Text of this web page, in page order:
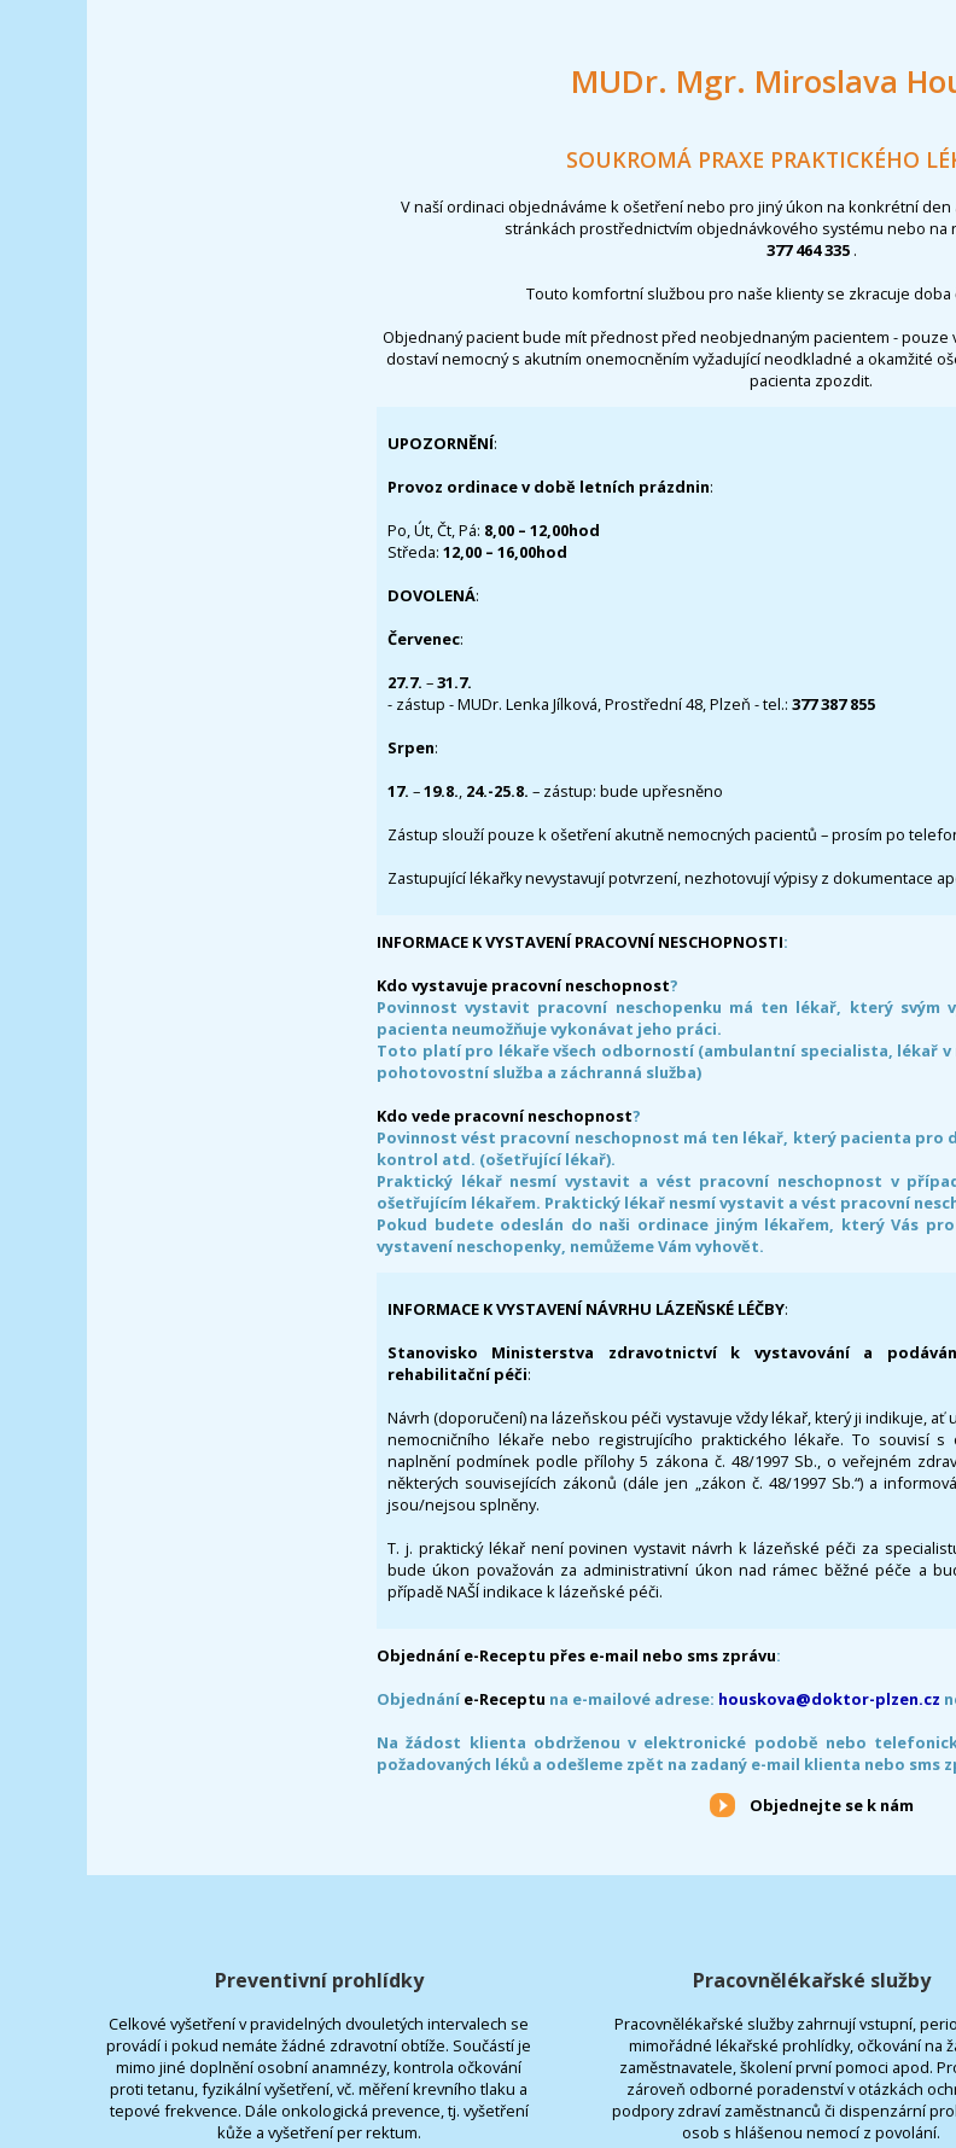
MUDr. Mgr. Miroslava
SOUKROMÁ PRAXE PRAKTICKÉHO
V naší ordinaci objednáváme k ošetření nebo pro jiný úkon na konkrétní
stránkách prostřednictvím objednávkového systému nebo na
377 464 335 .
Touto komfortní službou pro naše klienty se zkracuje doba
Objednaný pacient bude mít přednost před neobjednaným pacientem - pouze
dostaví nemocný s akutním onemocněním vyžadující neodkladné a okamžité
pacienta zpozdit.
UPOZORNĚNÍ:
Provoz ordinace v době letních prázdnin:
Po, Út, Čt, Pá: 8,00 – 12,00hod
Středa: 12,00 – 16,00hod
DOVOLENÁ:
Červenec:
27.7. –31.7.
- zástup - MUDr. Lenka Jílková, Prostřední 48, Plzeň - tel.: 377 387 855
Srpen:
17. –19.8., 24.-25.8. – zástup: bude upřesněno
Zástup slouží pouze k ošetření akutně nemocných pacientů – prosím po
Zastupující lékařky nevystavují potvrzení, nezhotovují výpisy z dokumentace
INFORMACE K VYSTAVENÍ PRACOVNÍ NESCHOPNOSTI:
Kdo vystavuje pracovní neschopnost?
Povinnost vystavit pracovní neschopenku má ten lékař, který svým
pacienta neumožňuje vykonávat jeho práci.
Toto platí pro lékaře všech odborností (ambulantní specialista, lékař v
pohotovostní služba a záchranná služba)
Kdo vede pracovní neschopnost?
Povinnost vést pracovní neschopnost má ten lékař, který pacienta pro
kontrol atd. (ošetřující lékař).
Praktický lékař nesmí vystavit a vést pracovní neschopnost v
ošetřujícím lékařem. Praktický lékař nesmí vystavit a vést pracovní
Pokud budete odeslán do naši ordinace jiným lékařem, který Vás
vystavení neschopenky, nemůžeme Vám vyhovět.
INFORMACE K VYSTAVENÍ NÁVRHU LÁZEŇSKÉ LÉČBY:
Stanovisko Ministerstva zdravotnictví k vystavování a
rehabilitační péči:
Návrh (doporučení) na lázeňskou péči vystavuje vždy lékař, který ji indikuje,
nemocničního lékaře nebo registrujícího praktického lékaře. To souvisí
naplnění podmínek podle přílohy 5 zákona č. 48/1997 Sb., o veřejném
některých souvisejících zákonů (dále jen „zákon č. 48/1997 Sb.“) a
jsou/nejsou splněny.
T. j. praktický lékař není povinen vystavit návrh k lázeňské péči za
bude úkon považován za administrativní úkon nad rámec běžné péče a
případě NAŠÍ indikace k lázeňské péči.
Objednání e-Receptu přes e-mail nebo sms zprávu:
Objednáníe-Receptu na e-mailové adrese: houskova@doktor-plzen.cz
Na žádost klienta obdrženou v elektronické podobě nebo
požadovaných léků a odešleme zpět na zadaný e-mail klienta nebo sms
Objednejte se k nám
Preventivní prohlídky
Celkové vyšetření v pravidelných dvouletých intervalech se
provádí i pokud nemáte žádné zdravotní obtíže. Součástí je
mimo jiné doplnění osobní anamnézy, kontrola očkování
proti tetanu, fyzikální vyšetření, vč. měření krevního tlaku a
tepové frekvence. Dále onkologická prevence, tj. vyšetření
kůže a vyšetření per rektum.
Pracovnělékařské služby
Pracovnělékařské služby zahrnují vstupní,
mimořádné lékařské prohlídky, očkování na
zaměstnavatele, školení první pomoci apod.
zároveň odborné poradenství v otázkách
podpory zdraví zaměstnanců či dispenzární
osob s hlášenou nemocí z povolání.